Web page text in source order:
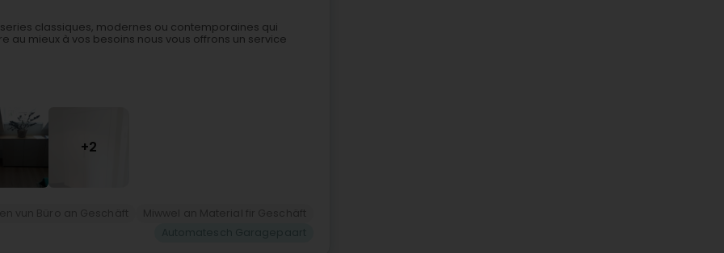
classiques, modernes ou contemporaines qui
au mieux à vos besoins nous vous offrons un service
+2